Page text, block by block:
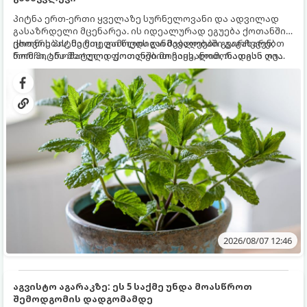
პიტნა ერთ-ერთი ყველაზე სურნელოვანი და ადვილად
გასაზრდელი მცენარეა. ის იდეალურად ეგუება ქოთანში
ცხოვრებას, მეტიც, გამოცდილი მებაღეები გვირჩევენ,
რომ პიტნა მხოლოდ ქოთანში მოვიყვანოთ, რადგან ღია
გრუნტში (ბაღში) დარგვისას ის ფესვებით ძალიან
სწრაფად ვრცელდება და სხვა მცენარეებს ავიწროებს.
ქოთნის პიტნა მთელი წლის განმავლობაში გაგახარებთ
ნორჩი, არომატული ფოთლებით ჩაის, ლიმონათისა თუ
კერძებისთვის.
2026/08/07 12:46
აგვისტო აგარაკზე: ეს 5 საქმე უნდა მოასწროთ
შემოდგომის დადგომამდე